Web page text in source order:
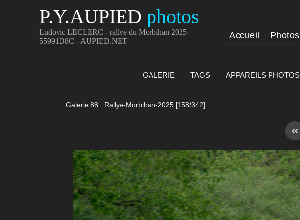
P.Y.AUPIED photos
Ludovic LECLERC - rallye du Morbihan 2025-
55991D8C - AUPIED.NET
Accueil Photos
GALERIE TAGS APPAREILS PHOTOS
Galerie 88 : Rallye-Morbihan-2025 [158/342]